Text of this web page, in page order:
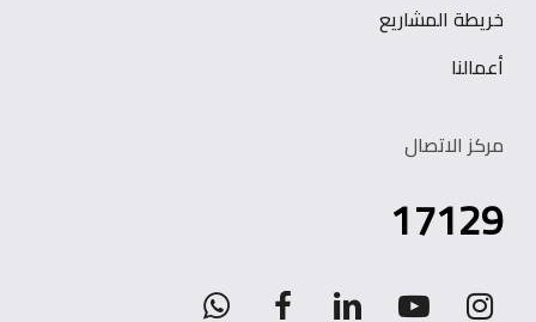
خريطة المشاريع
أعمالنا
مركز الاتصال
17129
WhatsAppfacebook linkedin youtubeinstagram